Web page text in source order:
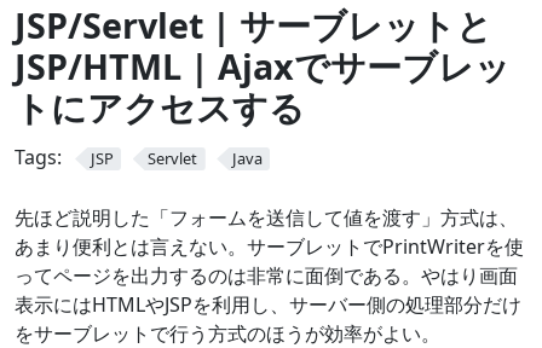
JSP/Servlet | サーブレットと
JSP/HTML | Ajaxでサーブレッ
トにアクセスする
Tags: JSP Servlet Java
先ほど説明した「フォームを送信して値を渡す」方式は、
あまり便利とは言えない。サーブレットでPrintWriterを使
ってページを出力するのは非常に面倒である。やはり画面
表示にはHTMLやJSPを利用し、サーバー側の処理部分だけ
をサーブレットで行う方式のほうが効率がよい。